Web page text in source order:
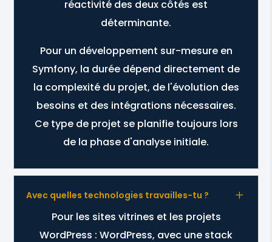
réactivité des deux côtés est
déterminante.
Pour un développement sur-mesure en
Symfony, la durée dépend directement de
la complexité du projet, de l'évolution des
besoins et des intégrations nécessaires.
Ce type de projet se planifie toujours lors
de la phase d'analyse initiale.
Avec quelles technologies travailles-tu ? L
Pour les sites vitrines et les projets
WordPress : WordPress, avec une stack